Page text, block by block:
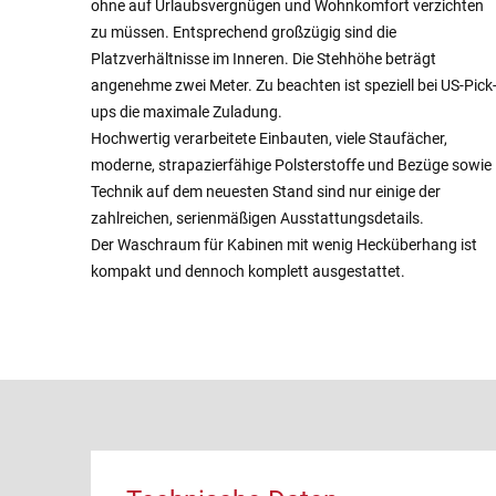
ohne auf Urlaubsvergnügen und Wohnkomfort verzichten
zu müssen. Entsprechend großzügig sind die
Platzverhältnisse im Inneren. Die Stehhöhe beträgt
angenehme zwei Meter. Zu beachten ist speziell bei US-Pick-
ups die maximale Zuladung.
Hochwertig verarbeitete Einbauten, viele Staufächer,
moderne, strapazierfähige Polsterstoffe und Bezüge sowie
Technik auf dem neuesten Stand sind nur einige der
zahlreichen, serienmäßigen Ausstattungsdetails.
Der Waschraum für Kabinen mit wenig Hecküberhang ist
kompakt und dennoch komplett ausgestattet.